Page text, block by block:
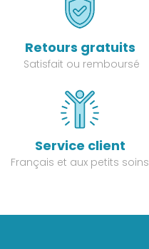
Retours gratuits
Satisfait ou remboursé
Service client
Français et aux petits soins